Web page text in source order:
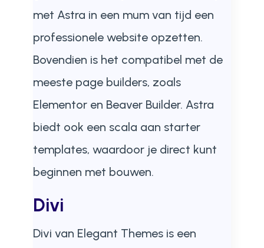
met Astra in een mum van tijd een
professionele website opzetten.
Bovendien is het compatibel met de
meeste page builders, zoals
Elementor en Beaver Builder. Astra
biedt ook een scala aan starter
templates, waardoor je direct kunt
beginnen met bouwen.
Divi
Divi van Elegant Themes is een